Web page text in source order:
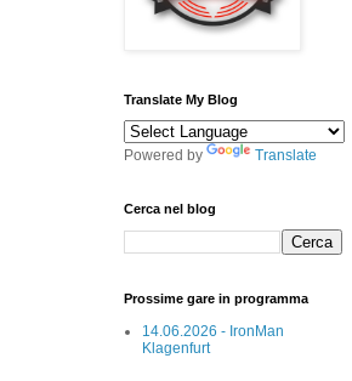
Translate My Blog
Powered by Translate
Cerca nel blog
Prossime gare in programma
14.06.2026 - IronMan
Klagenfurt